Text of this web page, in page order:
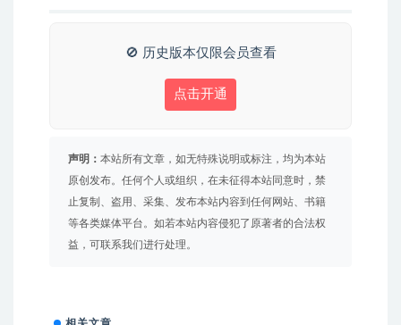
🚫 历史版本仅限会员查看
点击开通
声明： 本站所有文章，如无特殊说明或标注，均为本站
原创发布。任何个人或组织，在未征得本站同意时，禁
止复制、盗用、采集、发布本站内容到任何网站、书籍
等各类媒体平台。如若本站内容侵犯了原著者的合法权
益，可联系我们进行处理。